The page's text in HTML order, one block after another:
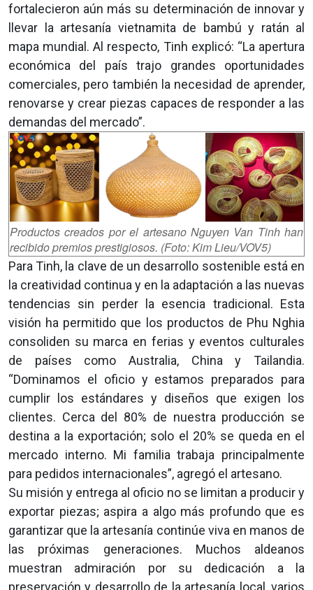
fortalecieron aún más su determinación de innovar y
llevar la artesanía vietnamita de bambú y ratán al
mapa mundial. Al respecto, Tinh explicó: “La apertura
económica del país trajo grandes oportunidades
comerciales, pero también la necesidad de aprender,
renovarse y crear piezas capaces de responder a las
demandas del mercado”.
Productos creados por el artesano Nguyen Van Tinh han
recibido premios prestigiosos. (Foto: Kim Lieu/VOV5)
Para Tinh, la clave de un desarrollo sostenible está en
la creatividad continua y en la adaptación a las nuevas
tendencias sin perder la esencia tradicional. Esta
visión ha permitido que los productos de Phu Nghia
consoliden su marca en ferias y eventos culturales
de países como Australia, China y Tailandia.
“Dominamos el oficio y estamos preparados para
cumplir los estándares y diseños que exigen los
clientes. Cerca del 80% de nuestra producción se
destina a la exportación; solo el 20% se queda en el
mercado interno. Mi familia trabaja principalmente
para pedidos internacionales”, agregó el artesano.
Su misión y entrega al oficio no se limitan a producir y
exportar piezas; aspira a algo más profundo que es
garantizar que la artesanía continúe viva en manos de
las próximas generaciones. Muchos aldeanos
muestran admiración por su dedicación a la
preservación y desarrollo de la artesanía local, varios